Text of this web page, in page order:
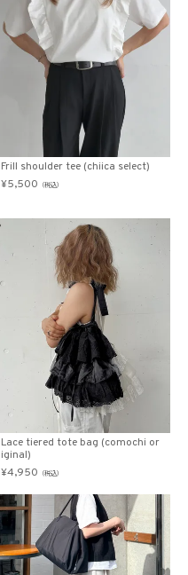
Frill shoulder tee (chiica select)
¥5,500 （税込）
Lace tiered tote bag (comochi or
iginal)
¥4,950 （税込）